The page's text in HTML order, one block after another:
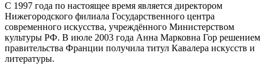
С 1997 года по настоящее время является директором
Нижегородского филиала Государственного центра
современного искусства, учреждённого Министерством
культуры РФ. В июле 2003 года Анна Марковна Гор решением
правительства Франции получила титул Кавалера искусств и
литературы.